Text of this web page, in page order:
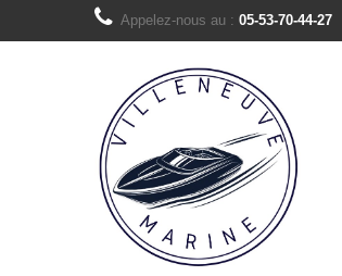
Appelez-nous au : 05-53-70-44-27